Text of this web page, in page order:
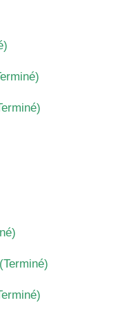
)
(Terminé)